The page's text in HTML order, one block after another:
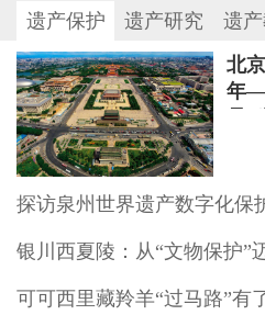
遗产保护 遗产研究 遗
北
年
可可西里藏羚羊“过马路”有